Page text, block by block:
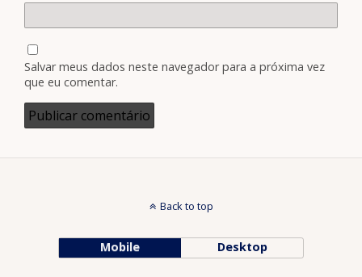
Salvar meus dados neste navegador para a próxima vez
que eu comentar.
Back to top
Mobile Desktop